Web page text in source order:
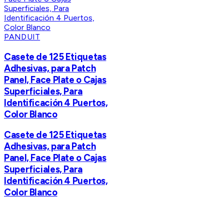
PANDUIT
Casete de 125 Etiquetas
Adhesivas, para Patch
Panel, Face Plate o Cajas
Superficiales, Para
Identificación 4 Puertos,
Color Blanco
Casete de 125 Etiquetas
Adhesivas, para Patch
Panel, Face Plate o Cajas
Superficiales, Para
Identificación 4 Puertos,
Color Blanco